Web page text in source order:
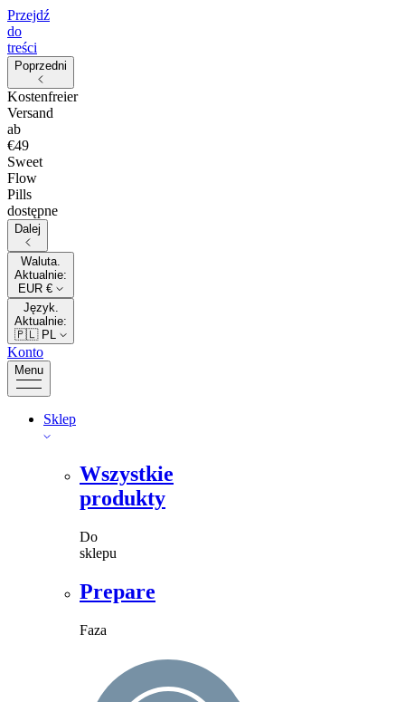
Przejdź
do
treści
Poprzedni
Kostenfreier
Versand
ab
€49
Sweet
Flow
Pills
dostępne
Dalej
Waluta.
Aktualnie:
EUR €
Język.
Aktualnie:
🇵🇱 PL
Konto
Menu
Sklep
Wszystkie
produkty
Do
sklepu
Prepare
Faza